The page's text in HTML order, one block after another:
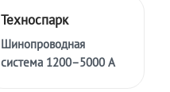
Техноспарк
Шинопроводная
система 1200–5000 А